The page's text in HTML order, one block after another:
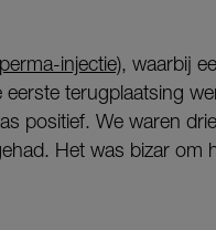
injectie), waarbij
eerste terugplaatsing
positief. We waren
Het was bizar om